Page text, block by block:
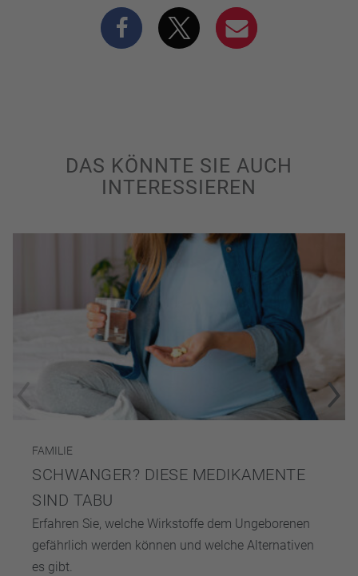
DAS KÖNNTE SIE AUCH
INTERESSIEREN
FAMILIE
SCHWANGER? DIESE MEDIKAMENTE
SIND TABU
Erfahren Sie, welche Wirkstoffe dem Ungeborenen
gefährlich werden können und welche Alternativen
es gibt.